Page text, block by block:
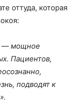
оттуда, которая
— мощное
Пациентов,
подводят к